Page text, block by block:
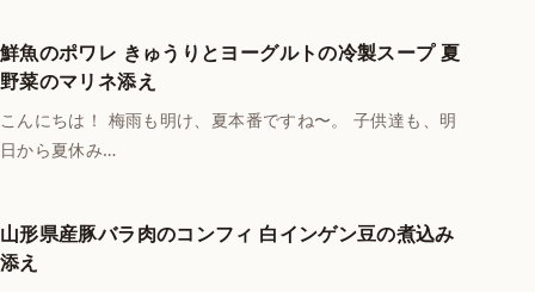
鮮魚のポワレ きゅうりとヨーグルトの冷製スープ 夏
野菜のマリネ添え
こんにちは！ 梅雨も明け、夏本番ですね〜。 子供達も、明
日から夏休み…
山形県産豚バラ肉のコンフィ 白インゲン豆の煮込み
添え